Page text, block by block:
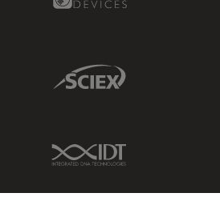
Sciex Link
IDT Link